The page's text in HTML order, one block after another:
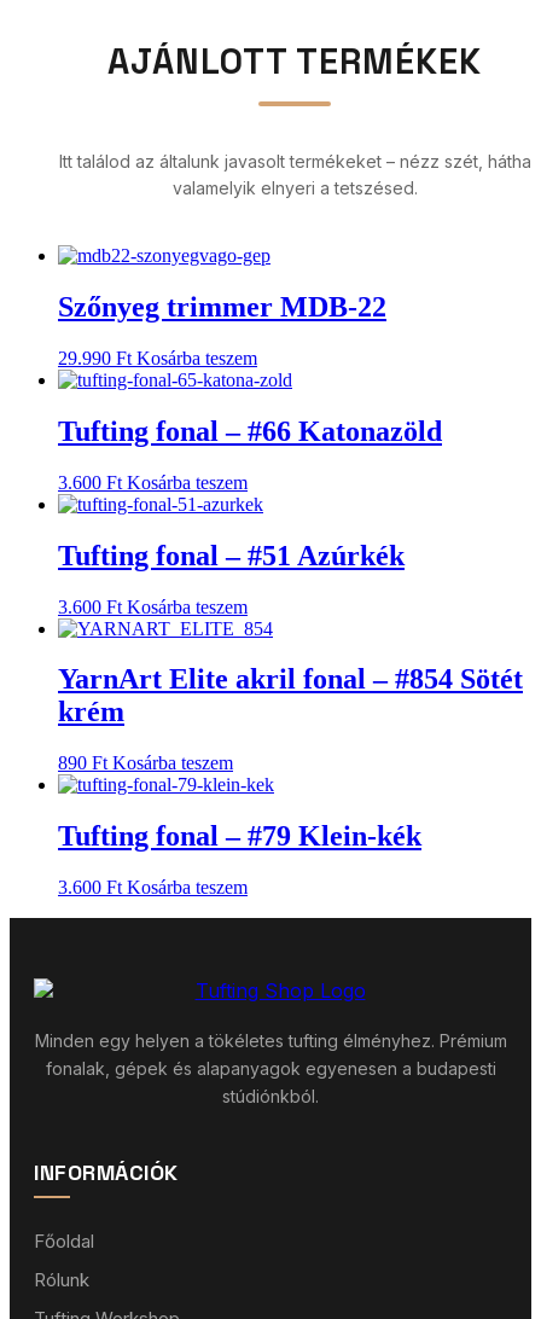
AJÁNLOTT TERMÉKEK
Itt találod az általunk javasolt termékeket – nézz szét, hátha
valamelyik elnyeri a tetszésed.
Szőnyeg trimmer MDB-22
29.990 Ft Kosárba teszem
Tufting fonal – #66 Katonazöld
3.600 Ft Kosárba teszem
Tufting fonal – #51 Azúrkék
3.600 Ft Kosárba teszem
YarnArt Elite akril fonal – #854 Sötét
krém
890 Ft Kosárba teszem
Tufting fonal – #79 Klein-kék
3.600 Ft Kosárba teszem
Minden egy helyen a tökéletes tufting élményhez. Prémium
fonalak, gépek és alapanyagok egyenesen a budapesti
stúdiónkból.
INFORMÁCIÓK
Főoldal
Rólunk